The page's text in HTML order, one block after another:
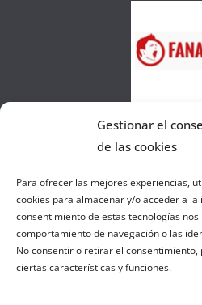
e
Copyright © 2026el gurú del
Tema:ColorMagpor
Gestionar el
de las cookies
Para ofrecer las mejores experiencias,
cookies para almacenar y/o acceder a
consentimiento de estas tecnologías
comportamiento de navegación o las
No consentir o retirar el
ciertas características y funciones.